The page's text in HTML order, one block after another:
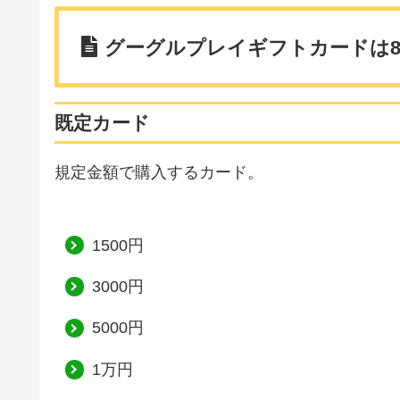
グーグルプレイギフトカードは
既定カード
規定金額で購入するカード。
1500円
3000円
5000円
1万円